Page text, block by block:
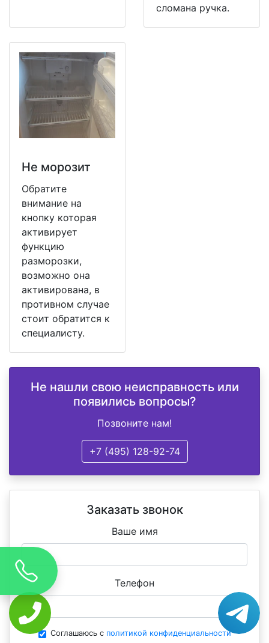
сломана ручка.
Не морозит
Обратите
внимание на
кнопку которая
активирует
функцию
разморозки,
возможно она
активирована, в
противном случае
стоит обратится к
специалисту.
Не нашли свою неисправность или
появились вопросы?
Позвоните нам!
+7 (495) 128-92-74
Заказать звонок
Ваше имя
Телефон
Соглашаюсь с политикой конфиденциальности